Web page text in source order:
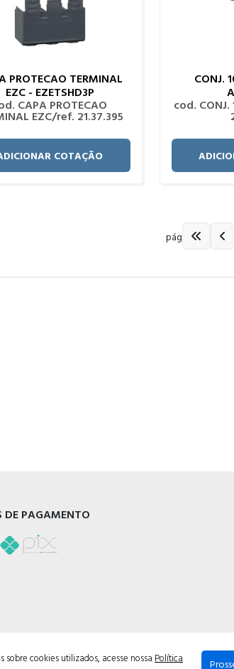
PROTECAO TERMINAL
EZC - EZETSHD3P
CAPA PROTECAO
EZC/ref. 21.37.395
COTAÇÃO
CONJ.
cod.
pág
DE PAGAMENTO
cookies utilizados, acesse nossa Política